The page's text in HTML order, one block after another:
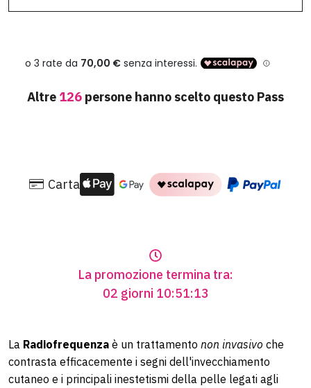
Altre 126 persone hanno scelto questo Pass
Carta
La promozione termina tra:
02 giorni 10:51:12
La Radiofrequenza è un trattamento non invasivo che
contrasta efficacemente i segni dell'invecchiamento
cutaneo e i principali inestetismi della pelle legati agli